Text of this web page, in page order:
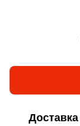
Доставка